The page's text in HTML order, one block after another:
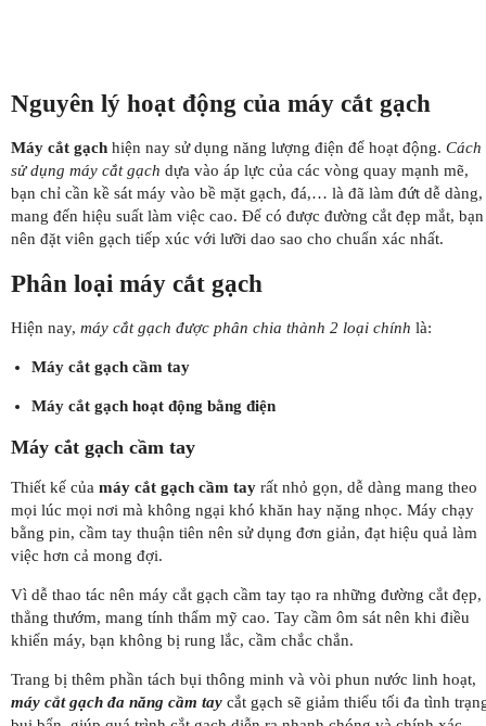
Nguyên lý hoạt động của máy cắt gạch
Máy cắt gạch hiện nay sử dụng năng lượng điện để hoạt động. Cách
sử dụng máy cắt gạch dựa vào áp lực của các vòng quay mạnh mẽ,
bạn chỉ cần kề sát máy vào bề mặt gạch, đá,… là đã làm đứt dễ dàng,
mang đến hiệu suất làm việc cao. Để có được đường cắt đẹp mắt, bạn
nên đặt viên gạch tiếp xúc với lưỡi dao sao cho chuẩn xác nhất.
Phân loại máy cắt gạch
Hiện nay, máy cắt gạch được phân chia thành 2 loại chính là:
Máy cắt gạch cầm tay
Máy cắt gạch hoạt động bằng điện
Máy cắt gạch cầm tay
Thiết kế của máy cắt gạch cầm tay rất nhỏ gọn, dễ dàng mang theo
mọi lúc mọi nơi mà không ngại khó khăn hay nặng nhọc. Máy chạy
bằng pin, cầm tay thuận tiên nên sử dụng đơn giản, đạt hiệu quả làm
việc hơn cả mong đợi.
Vì dễ thao tác nên máy cắt gạch cầm tay tạo ra những đường cắt đẹp,
thẳng thướm, mang tính thẩm mỹ cao. Tay cầm ôm sát nên khi điều
khiển máy, bạn không bị rung lắc, cầm chắc chắn.
Trang bị thêm phần tách bụi thông minh và vòi phun nước linh hoạt,
máy cắt gạch đa năng cầm tay cắt gạch sẽ giảm thiểu tối đa tình